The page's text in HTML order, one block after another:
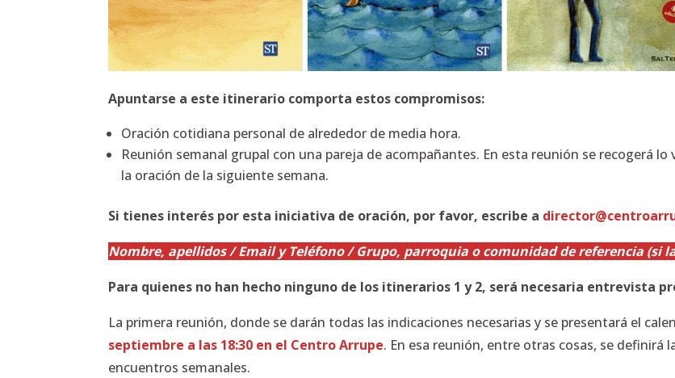
Apuntarse a este itinerario comporta estos compromisos:
Oración cotidiana personal de alrededor de media hora.
Reunión semanal grupal con una pareja de acompañantes. En esta reunión se recogerá lo
la oración de la siguiente semana.
Si tienes interés por esta iniciativa de oración, por favor, escribe a
Nombre, apellidos / Email y Teléfono / Grupo, parroquia o comunidad de referencia (si
Para quienes no han hecho ninguno de los itinerarios 1 y 2, será necesaria entrevista
La primera reunión, donde se darán todas las indicaciones necesarias y se presentará el
septiembre a las 18:30 en el Centro Arrupe. En esa reunión, entre otras cosas, se definirá
encuentros semanales.